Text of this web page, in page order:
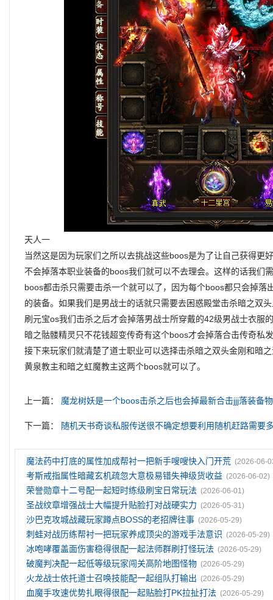
天人一
当然这是因为玩家们之所以去挑战这些boos是为了让自己获得更
不会掉落本职业装备的boos我们就可以不去理会。这样的话我们
boos都击杀只需要击杀一个就可以了，因为每个boos都只会掉落
的装备。如果我们是男战士的话就只需要去困惑殿堂击杀暗之双
刷元宝os我们击杀之后才会掉落男战士所穿戴的42级男战士衣服
暗之骷髅精灵只不花钱超变传奇有这个boos才会掉落合击传奇私
接下来玩家们就清楚了道士职业可以选择击杀暗之双头金刚和暗
黄泉教主和暗之虹魔教主这两个boos就可以了。
上一篇： 魔龙树妖是一个boos击杀之后也会掉最新合击jjj落装备
下一篇： 随机天书奇谈私服传送很不确定想要利用随机赶路需要
魔法药中打底的属性加成帮衬一把新手嗖嗖快入门开荒 (2026-06-
考斯戒指属性暗藏玄机疏忽大意极易错失神级货收益 (2026-06-02)
荣誉勋章十二号配一起短时练级刷宝日常玩法 (2026-06-01)
圣战纹章‌增强战士大幅提升贴脸打对战硬实力 (2026-05-31)
沙巴克攻城战藏玩家蹲点BOSS的老招牌往事 (2026-05-29)
刺蛙对战历练帮衬一把玩家养成顶尖的游戏手法意识 (2026-05-29)
冰咆哮覆盖面伤害稳得很配一起法师群刷打怪玩法 (2026-05-29)
破魔判决配一起低等级玩家闯关高阶地图怪物 (2026-05-29)
火龙战士依托道士召唤技能配一起组队打输出 (2026-05-29)
血魔手攻速优势扎眼得很配一起贴脸打PK拉扯打法 (2026-05-29)